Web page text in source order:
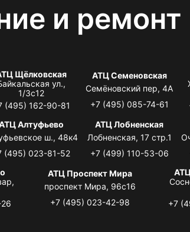
и ремонт
Щёлковская
ул.,
1/3с12
(495) 162-90-81
АТЦ Семеновская
Семёновский пер, 4А
+7 (495) 085-74-61
Алтуфьево
ш., 48к4
(495) 023-81-52
АТЦ Лобненская
Лобненская, 17 стр.1
+7 (499) 110-53-06
АТЦ Проспект Мира
проспект Мира, 96с16
+7 (495) 023-42-98
+7